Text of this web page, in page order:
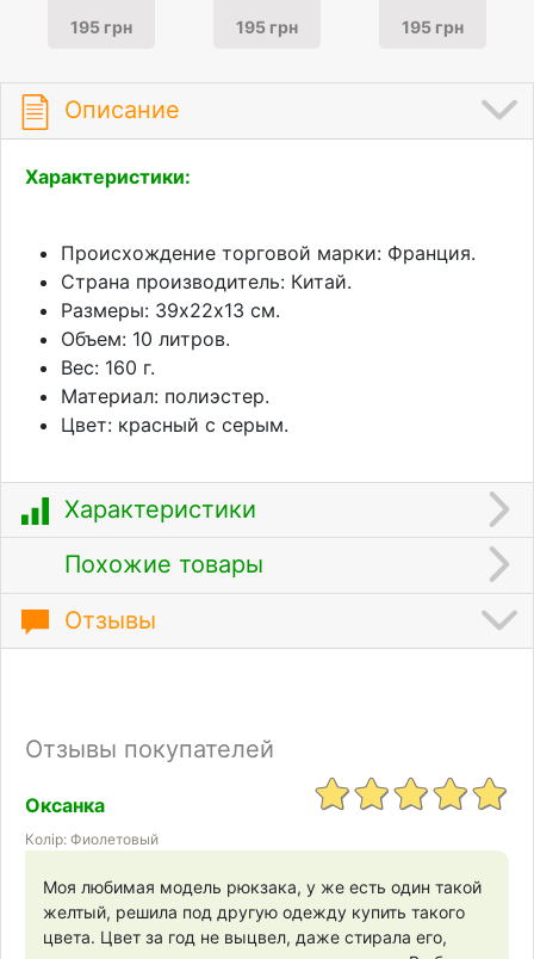
195 грн 195 грн 195 грн
Описание
Характеристики:
Происхождение торговой марки: Франция.
Страна производитель: Китай.
Размеры: 39х22х13 см.
Объем: 10 литров.
Вес: 160 г.
Материал: полиэстер.
Цвет: красный с серым.
Характеристики
Похожие товары
Отзывы
Отзывы покупателей
Оксанка
Колір: Фиолетовый
Моя любимая модель рюкзака, у же есть один такой
желтый, решила под другую одежду купить такого
цвета. Цвет за год не выцвел, даже стирала его,